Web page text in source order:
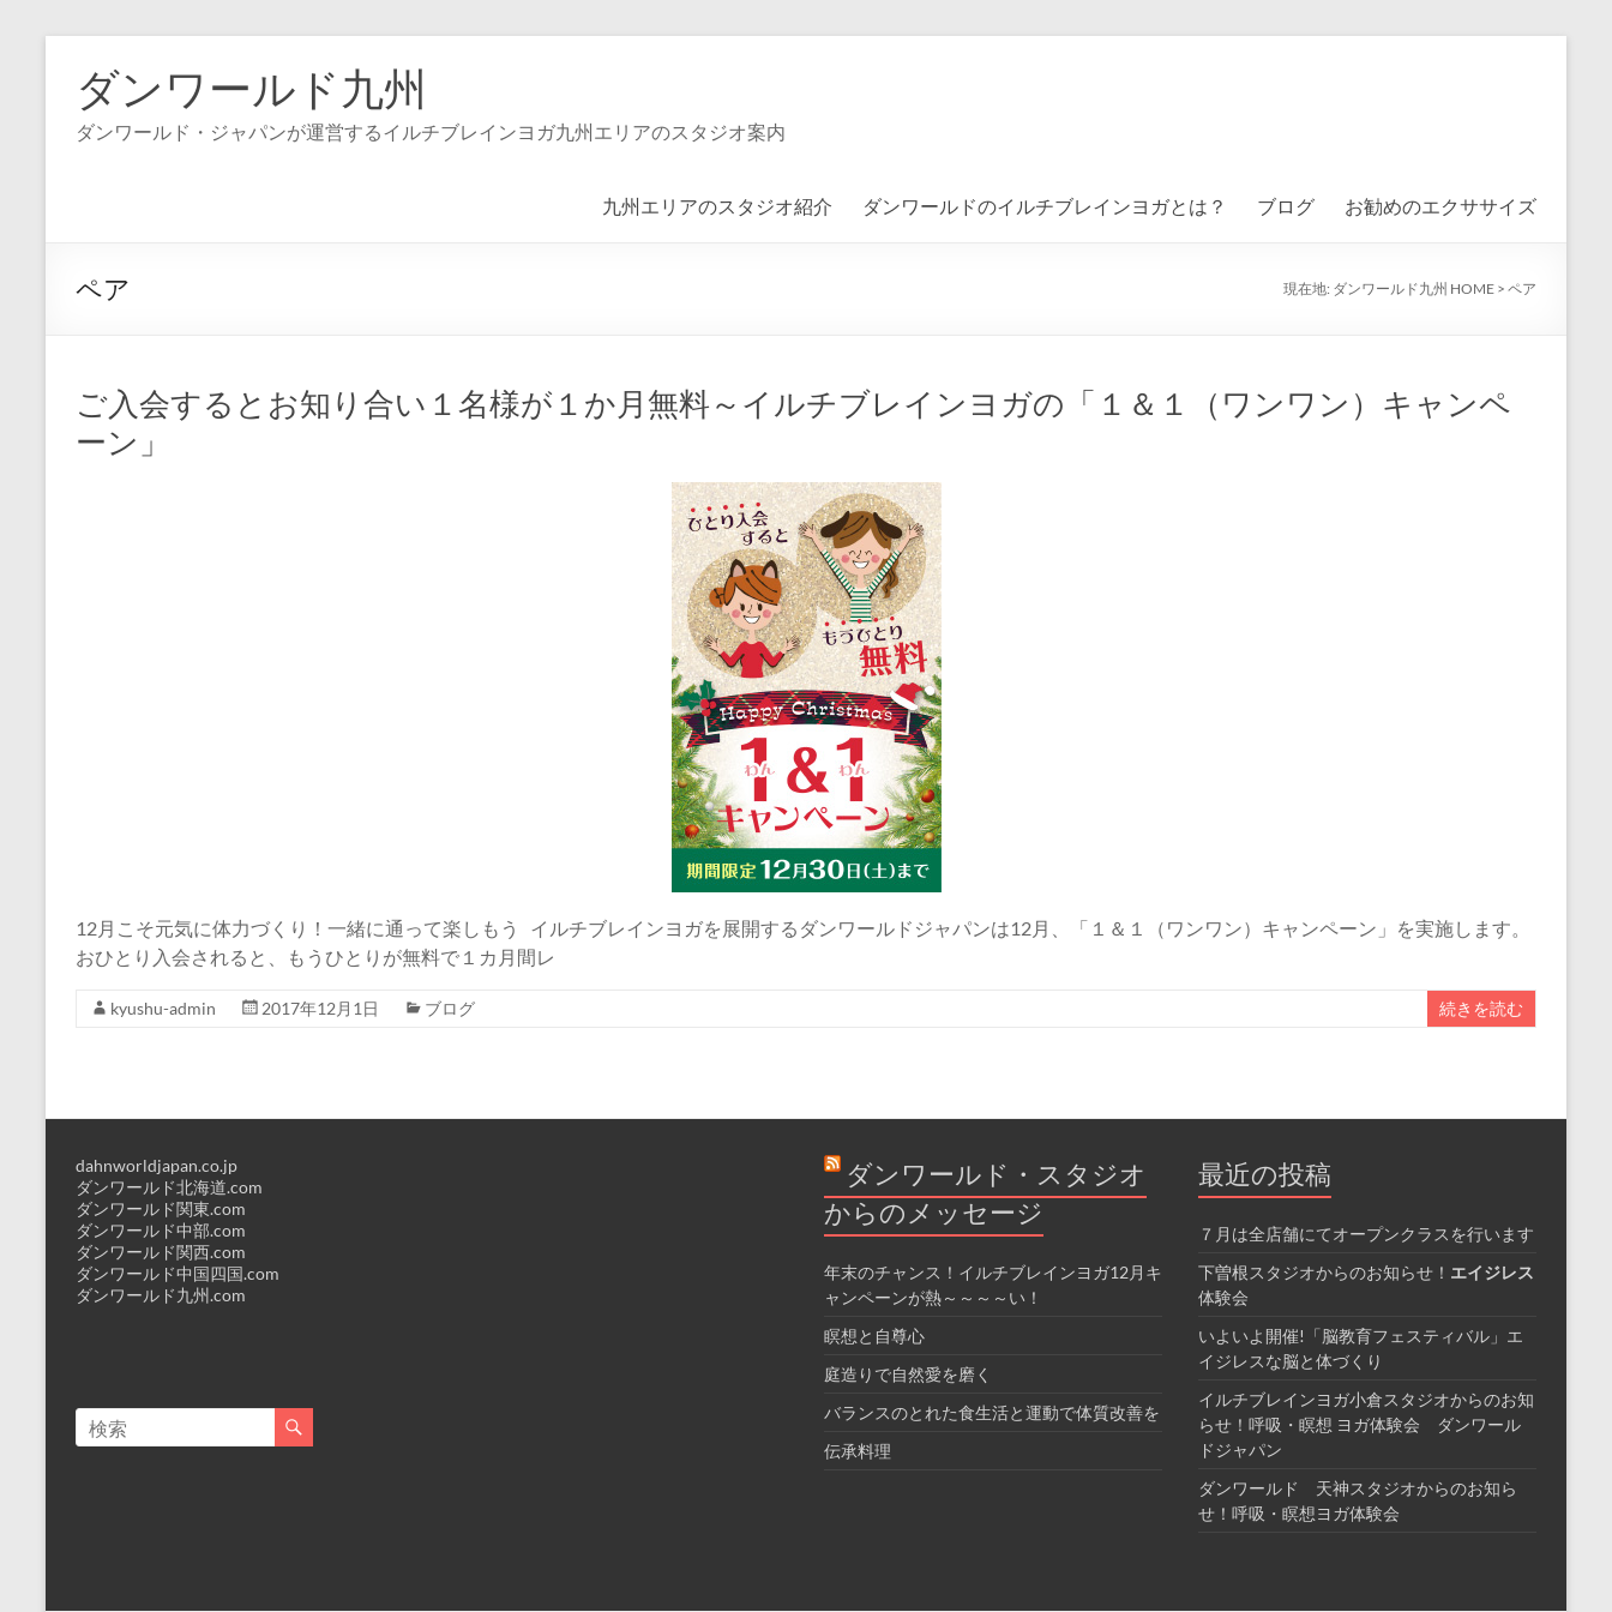
ダンワールド九州
ダンワールド・ジャパンが運営するイルチブレインヨガ九州エリアのスタジオ案内
九州エリアのスタジオ紹介 ダンワールドのイルチブレインヨガとは？ ブログ お勧めのエクササイズ
ペア 現在地: ダンワールド九州 HOME > ペア
ご入会するとお知り合い１名様が１か月無料～イルチブレインヨガの「１＆１（ワンワン）キャンペ
ーン」
12月こそ元気に体力づくり！一緒に通って楽しもう イルチブレインヨガを展開するダンワールドジャパンは12月、「１＆１（ワンワン）キャンペーン」を実施します。
おひとり入会されると、もうひとりが無料で１カ月間レ
kyushu-admin 2017年12月1日 ブログ 続きを読む
dahnworldjapan.co.jp
ダンワールド北海道.com
ダンワールド関東.com
ダンワールド中部.com
ダンワールド関西.com
ダンワールド中国四国.com
ダンワールド九州.com
ダンワールド・スタジオ
からのメッセージ
年末のチャンス！イルチブレインヨガ12月キ
ャンペーンが熱～～～～い！
瞑想と自尊心
庭造りで自然愛を磨く
バランスのとれた食生活と運動で体質改善を
伝承料理
最近の投稿
７月は全店舗にてオープンクラスを行います
下曽根スタジオからのお知らせ！ エイジレス
体験会
いよいよ開催!「脳教育フェスティバル」エ
イジレスな脳と体づくり
イルチブレインヨガ小倉スタジオからのお知
らせ！呼吸・瞑想 ヨガ体験会 ダンワール
ドジャパン
ダンワールド 天神スタジオからのお知ら
せ！呼吸・瞑想ヨガ体験会